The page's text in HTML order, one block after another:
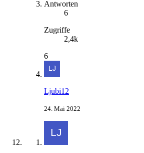
Antworten
6
Zugriffe
2,4k
6
Ljubi12
24. Mai 2022